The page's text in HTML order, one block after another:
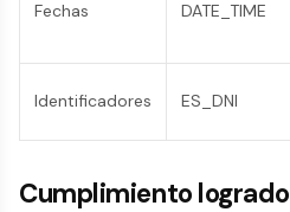
Fechas DATE_TIME
Identificadores ES_DNI
Cumplimiento logrado